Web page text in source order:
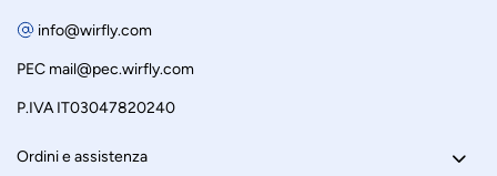
info@wirfly.com
PEC mail@pec.wirfly.com
P.IVA IT03047820240
Ordini e assistenza